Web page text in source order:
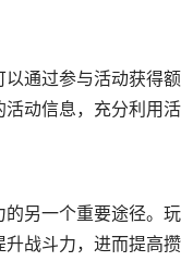
以通过参与活动获得
动信息，充分利用活
另一个重要途径。
战斗力，进而提高攒